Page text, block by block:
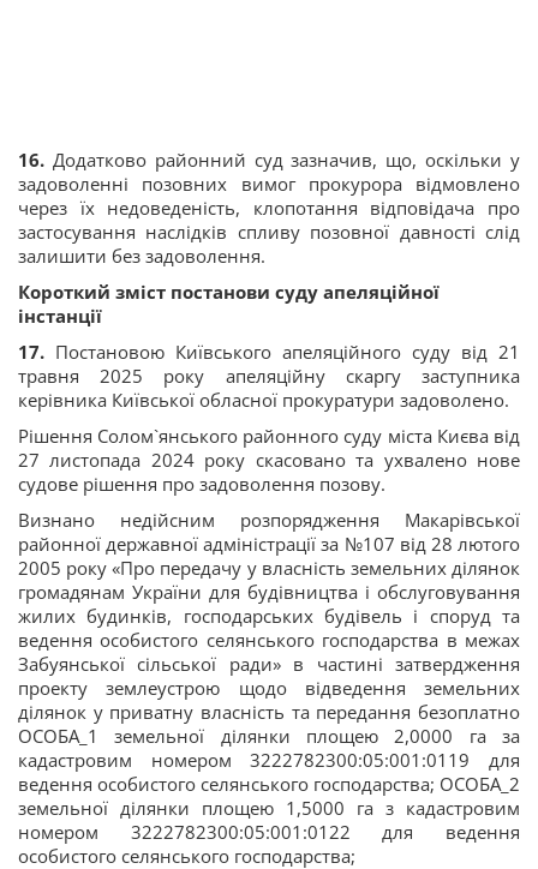
16. Додатково районний суд зазначив, що, оскільки у
задоволенні позовних вимог прокурора відмовлено
через їх недоведеність, клопотання відповідача про
застосування наслідків спливу позовної давності слід
залишити без задоволення.
Короткий зміст постанови суду апеляційної
інстанції
17. Постановою Київського апеляційного суду від 21
травня 2025 року апеляційну скаргу заступника
керівника Київської обласної прокуратури задоволено.
Рішення Солом`янського районного суду міста Києва від
27 листопада 2024 року скасовано та ухвалено нове
судове рішення про задоволення позову.
Визнано недійсним розпорядження Макарівської
районної державної адміністрації за №107 від 28 лютого
2005 року «Про передачу у власність земельних ділянок
громадянам України для будівництва і обслуговування
жилих будинків, господарських будівель і споруд та
ведення особистого селянського господарства в межах
Забуянської сільської ради» в частині затвердження
проекту землеустрою щодо відведення земельних
ділянок у приватну власність та передання безоплатно
ОСОБА_1 земельної ділянки площею 2,0000 га за
кадастровим номером 3222782300:05:001:0119 для
ведення особистого селянського господарства; ОСОБА_2
земельної ділянки площею 1,5000 га з кадастровим
номером 3222782300:05:001:0122 для ведення
особистого селянського господарства;